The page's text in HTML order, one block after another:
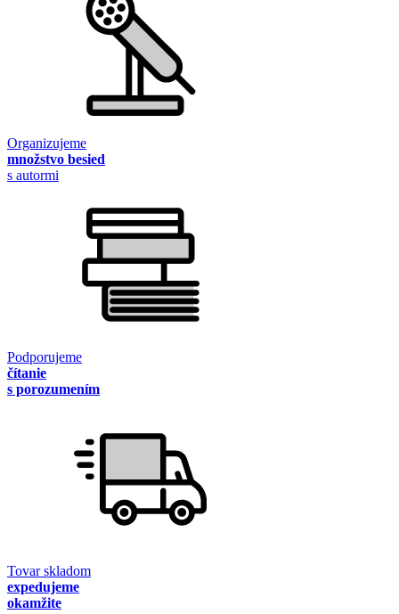
Organizujeme
množstvo besied
s autormi
Podporujeme
čítanie
s porozumením
Tovar skladom
expedujeme
okamžite